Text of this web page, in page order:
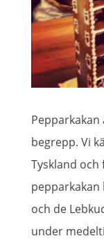
begrepp. Vi
Tyskland och
och de
under